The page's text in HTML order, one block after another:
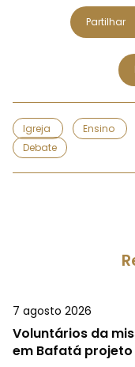
Partilhar
Igreja Ensino
Debate
7 agosto 2026
Voluntários da
em Bafatá